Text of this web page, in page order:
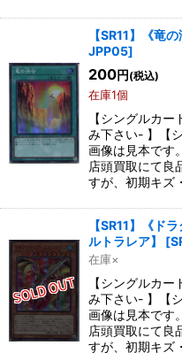
【SR11】《竜
JPP05]
200円 (税込)
在庫1個
【シングルカ
み下さい- 】【
画像は見本です
店頭買取にて良
すが、初期キズ
【SR11】《ド
ルトラレア】
[
在庫×
【シングルカ
み下さい- 】【
画像は見本です
店頭買取にて良
すが、初期キズ